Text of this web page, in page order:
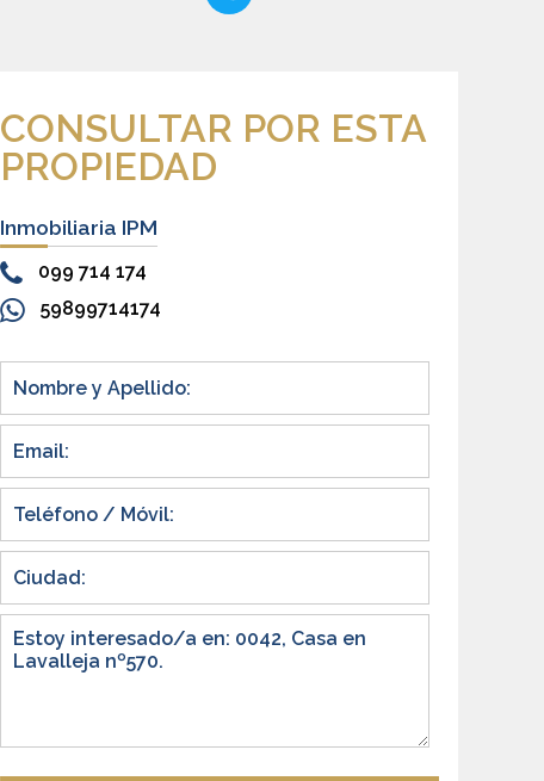
CONSULTAR POR ESTA
PROPIEDAD
Inmobiliaria IPM
099 714 174
59899714174